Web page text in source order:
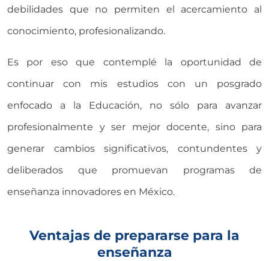
debilidades que no permiten el acercamiento al
conocimiento, profesionalizando.
Es por eso que contemplé la oportunidad de
continuar con mis estudios con un posgrado
enfocado a la Educación, no sólo para avanzar
profesionalmente y ser mejor docente, sino para
generar cambios significativos, contundentes y
deliberados que promuevan programas de
enseñanza innovadores en México.
Ventajas de prepararse para la
enseñanza